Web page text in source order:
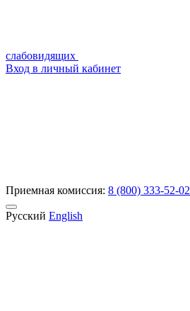
слабовидящих
Вход в личный кабинет
Приемная комиссия: 8 (800) 333-52-02
Русский English